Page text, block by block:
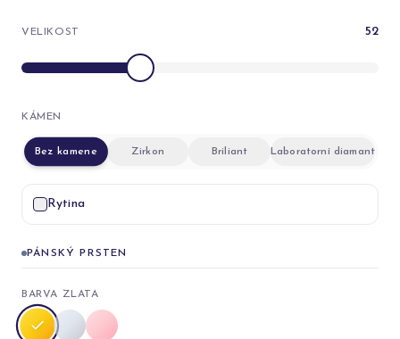
VELIKOST 52
KÁMEN
Bez kamene Zirkon Briliant Laboratorní diamant
Rytina
PÁNSKÝ PRSTEN
BARVA ZLATA